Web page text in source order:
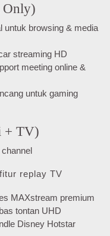
Only)
untuk browsing & media
streaming HD
meeting online &
untuk gaming
+ TV)
replay TV
MAXstream premium
tontan UHD
Disney Hotstar